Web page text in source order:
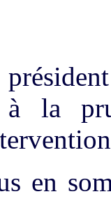
à la
en